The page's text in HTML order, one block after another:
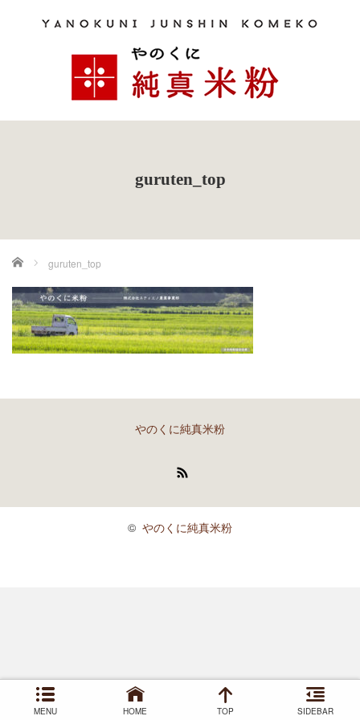
guruten_top
ホーム guruten_top
やのくに純真米粉
MENU HOME TOP SIDEBAR
© やのくに純真米粉